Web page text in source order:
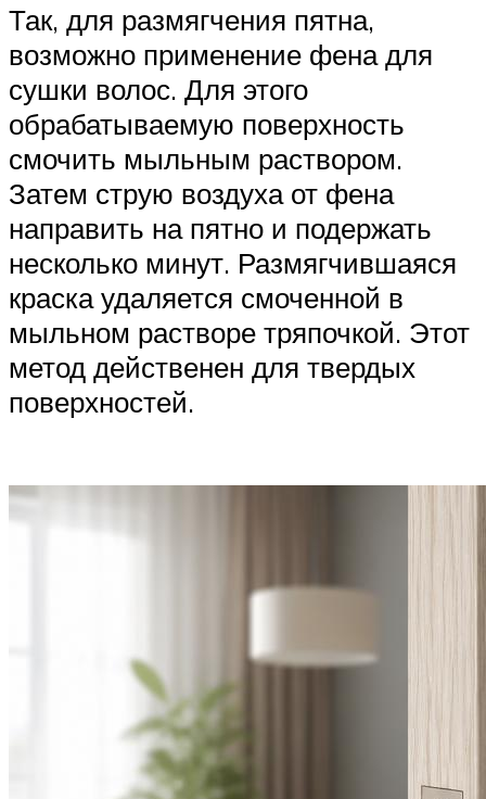
Так, для размягчения пятна,
возможно применение фена для
сушки волос. Для этого
обрабатываемую поверхность
смочить мыльным раствором.
Затем струю воздуха от фена
направить на пятно и подержать
несколько минут. Размягчившаяся
краска удаляется смоченной в
мыльном растворе тряпочкой. Этот
метод действенен для твердых
поверхностей.